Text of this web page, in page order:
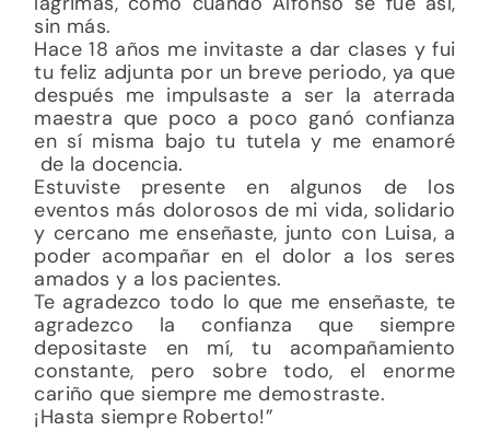
sin más.
Hace 18 años me invitaste a dar clases y fui
tu feliz adjunta por un breve periodo, ya que
después me impulsaste a ser la aterrada
maestra que poco a poco ganó confianza
en sí misma bajo tu tutela y me enamoré
de la docencia.
Estuviste presente en algunos de los
eventos más dolorosos de mi vida, solidario
y cercano me enseñaste, junto con Luisa, a
poder acompañar en el dolor a los seres
amados y a los pacientes.
Te agradezco todo lo que me enseñaste, te
agradezco la confianza que siempre
depositaste en mí, tu acompañamiento
constante, pero sobre todo, el enorme
cariño que siempre me demostraste.
¡Hasta siempre Roberto!”